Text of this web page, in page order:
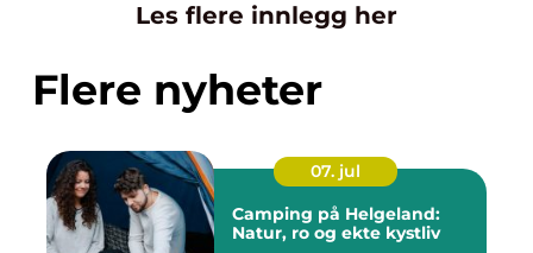
Les flere innlegg her
Flere nyheter
07. jul
Camping på Helgeland:
Natur, ro og ekte kystliv